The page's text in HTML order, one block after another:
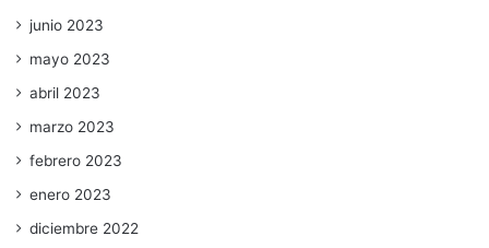
junio 2023
mayo 2023
abril 2023
marzo 2023
febrero 2023
enero 2023
diciembre 2022